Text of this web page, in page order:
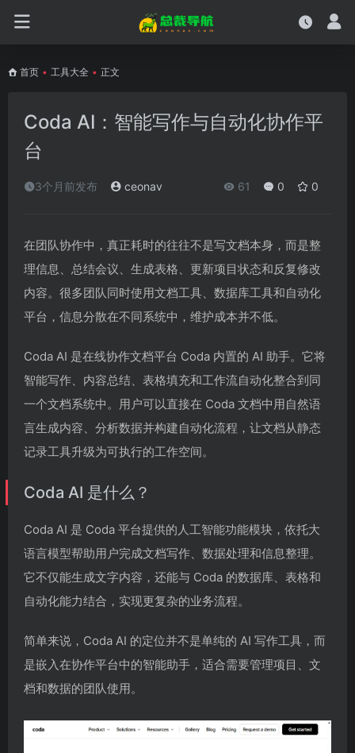
首页 • 工具大全 • 正文
Coda AI：智能写作与自动化协作平
台
3个月前发布 ceonav 61 0 0
在团队协作中，真正耗时的往往不是写文档本身，而是整
理信息、总结会议、生成表格、更新项目状态和反复修改
内容。很多团队同时使用文档工具、数据库工具和自动化
平台，信息分散在不同系统中，维护成本并不低。
Coda AI 是在线协作文档平台 Coda 内置的 AI 助手。它将
智能写作、内容总结、表格填充和工作流自动化整合到同
一个文档系统中。用户可以直接在 Coda 文档中用自然语
言生成内容、分析数据并构建自动化流程，让文档从静态
记录工具升级为可执行的工作空间。
Coda AI 是什么？
Coda AI 是 Coda 平台提供的人工智能功能模块，依托大
语言模型帮助用户完成文档写作、数据处理和信息整理。
它不仅能生成文字内容，还能与 Coda 的数据库、表格和
自动化能力结合，实现更复杂的业务流程。
简单来说，Coda AI 的定位并不是单纯的 AI 写作工具，而
是嵌入在协作平台中的智能助手，适合需要管理项目、文
档和数据的团队使用。